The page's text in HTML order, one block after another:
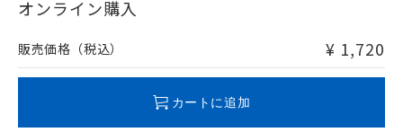
在庫等で未対応品が混在する可能性があります。
問い合わせください。
オンライン購入
販売価格（税込） ¥ 1,720
カートに追加